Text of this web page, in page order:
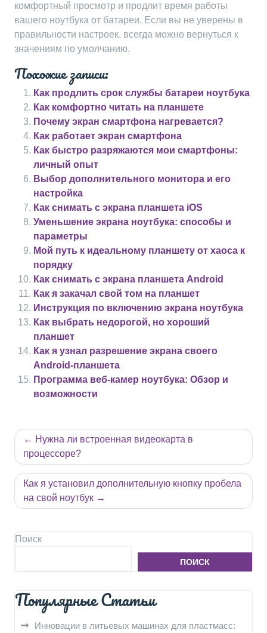
комфортный просмотр и продлит время работы
вашего ноутбука от батареи. Если вы не уверены в
правильности настроек, всегда можно вернуться к
значениям по умолчанию.
Похожие записи:
Как продлить срок службы батареи ноутбука
Как комфортно читать на планшете
Почему экран смартфона нагревается?
Как работает экран смартфона
Как быстро разряжаются мои смартфоны:
личный опыт
Выбор дополнительного монитора и его
настройка
Как снимать с экрана планшета iOS
Уменьшение экрана ноутбука: способы и
параметры
Мой путь к идеальному планшету от хаоса к
порядку
Как снимать с экрана планшета Android
Как я закачал свой том на планшет
Инструкция по включению экрана ноутбука
Как выбрать недорогой, но хороший
планшет
Как я узнал разрешение экрана своего
Android-планшета
Программа веб-камер ноутбука: Обзор и
возможности
Навигация
по
записям
Нужна ли встроенная видеокарта в
процессоре?
Как я установил дополнительную кнопку пробела
на свой ноутбук
Поиск
ПОИСК
Популярные Статьи
Инновации в литьевых машинах для пластмасс: